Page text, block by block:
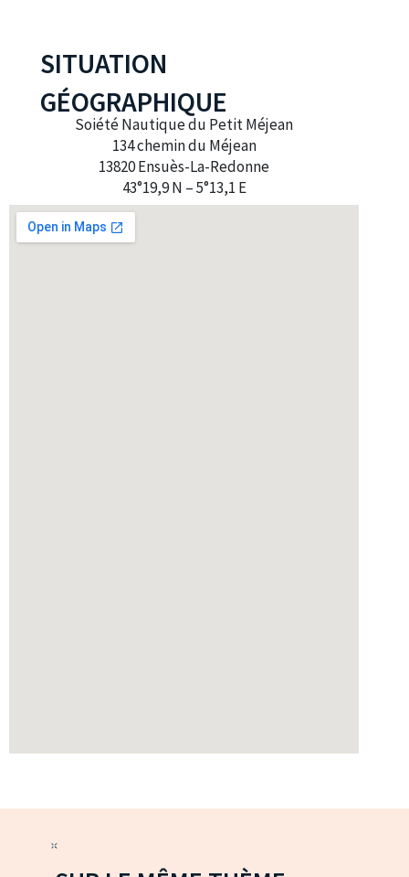
SITUATION
GÉOGRAPHIQUE
Soiété Nautique du Petit Méjean
134 chemin du Méjean
13820 Ensuès-La-Redonne
43°19,9 N – 5°13,1 E